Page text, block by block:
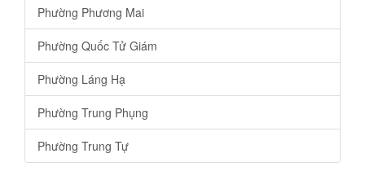
Phường Phương Mai
Phường Quốc Tử Giám
Phường Láng Hạ
Phường Trung Phụng
Phường Trung Tự